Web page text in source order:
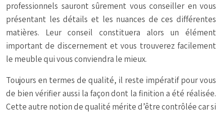
professionnels sauront sûrement vous conseiller en vous
présentant les détails et les nuances de ces différentes
matières. Leur conseil constituera alors un élément
important de discernement et vous trouverez facilement
le meuble qui vous conviendra le mieux.
Toujours en termes de qualité, il reste impératif pour vous
de bien vérifier aussi la façon dont la finition a été réalisée.
Cette autre notion de qualité mérite d’être contrôlée car si